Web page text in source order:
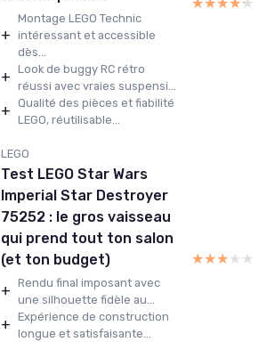
+
Montage LEGO Technic
intéressant et accessible
dès...
+ Look de buggy RC rétro
réussi avec vraies suspensi...
+ Qualité des pièces et fiabilité
LEGO, réutilisable...
LEGO
Test LEGO Star Wars
Imperial Star Destroyer
75252 : le gros vaisseau
qui prend tout ton salon
(et ton budget)
+ Rendu final imposant avec
une silhouette fidèle au...
+ Expérience de construction
longue et satisfaisante...
★★★★★
★★★★★